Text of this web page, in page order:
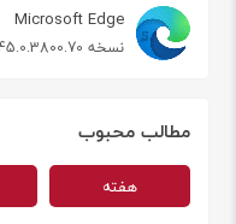
Microsoft Edge
نسخه 145.0.3800.70
مطالب محبوب
هفته